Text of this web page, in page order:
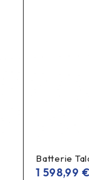
Batterie
1 598,99 €